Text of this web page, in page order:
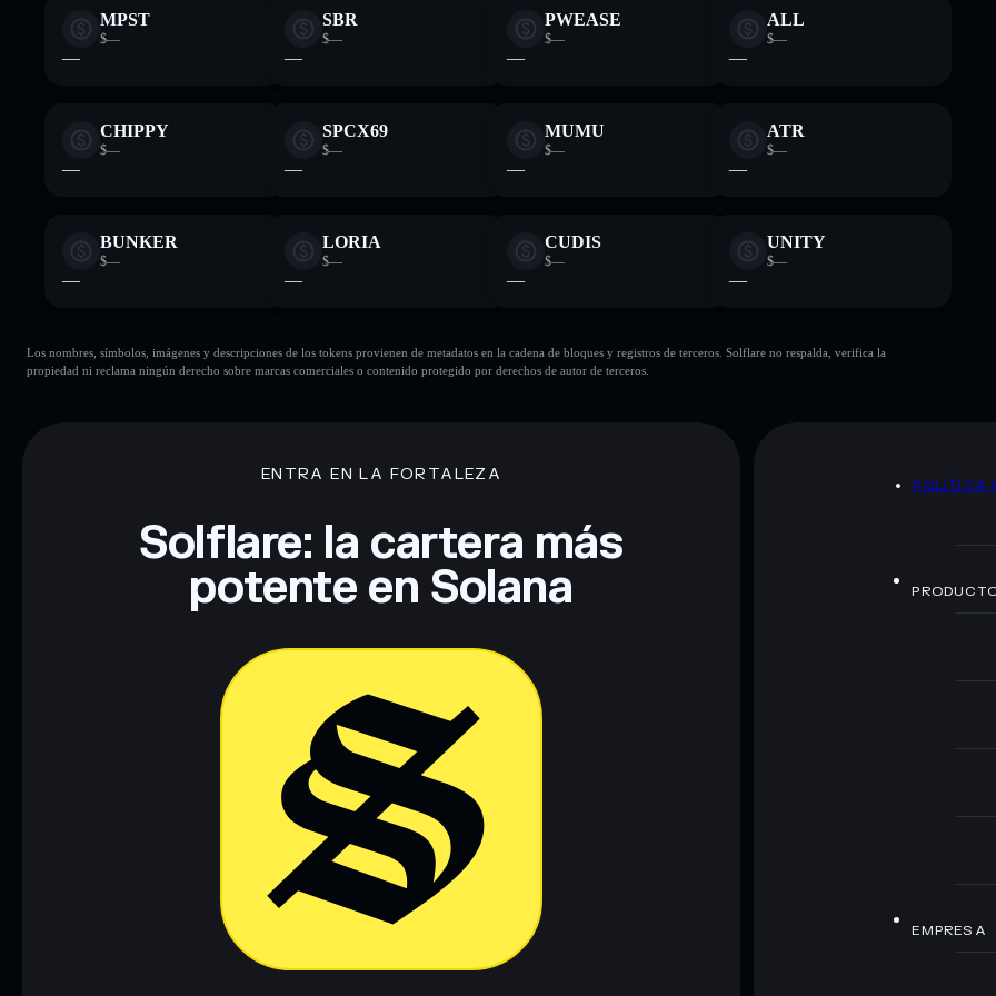
MPST
$—
—
SBR
$—
—
PWEASE
$—
—
ALL
$—
—
CHIPPY
$—
—
SPCX69
$—
—
MUMU
$—
—
ATR
$—
—
BUNKER
$—
—
LORIA
$—
—
CUDIS
$—
—
UNITY
$—
—
Los nombres, símbolos, imágenes y descripciones de los tokens provienen de metadatos en la cadena de bloques y registros de terceros. Solflare no respalda, verifica la
propiedad ni reclama ningún derecho sobre marcas comerciales o contenido protegido por derechos de autor de terceros.
ENTRA EN LA FORTALEZA
Solflare: la cartera más
potente en Solana
POLÍTICA
EMPRESA